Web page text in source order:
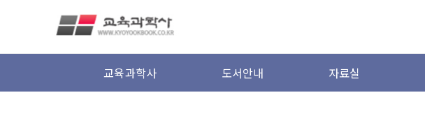
교육과학사 도서안내 자료실